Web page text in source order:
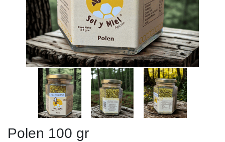
Polen 100 gr